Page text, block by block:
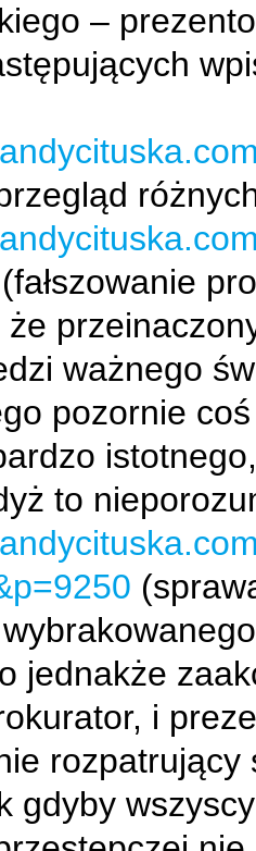
–
(fałszowanie
ważnego
pozornie coś
to
jednakże
i
rozpatrujący
gdyby